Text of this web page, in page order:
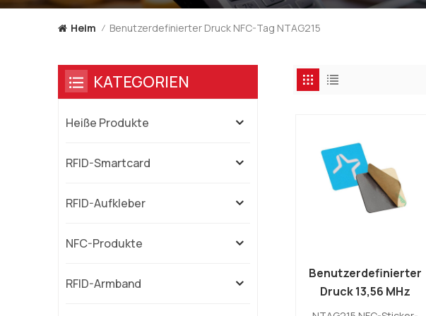
Heim / Benutzerdefinierter Druck NFC-Tag NTAG215
Benutzerdefinierter
Druck 13,56 MHz
wiederbeschreibbarer
KATEGORIEN
Heiße Produkte
RFID-Smartcard
RFID-Aufkleber
NFC-Produkte
RFID-Armband